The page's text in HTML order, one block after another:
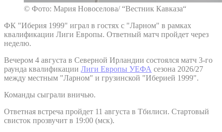
© Фото: Мария Новоселова/ “Вестник Кавказа“
ФК "Иберия 1999" играл в гостях с "Ларном" в рамках
квалификации Лиги Европы. Ответный матч пройдет через
неделю.
Вечером 4 августа в Северной Ирландии состоялся матч 3-го
раунда квалификации Лиги Европы УЕФА сезона 2026/27
между местным "Ларном" и грузинской "Иберией 1999".
Команды сыграли вничью.
Ответная встреча пройдет 11 августа в Тбилиси. Стартовый
свисток прозвучит в 19:00 (мск).